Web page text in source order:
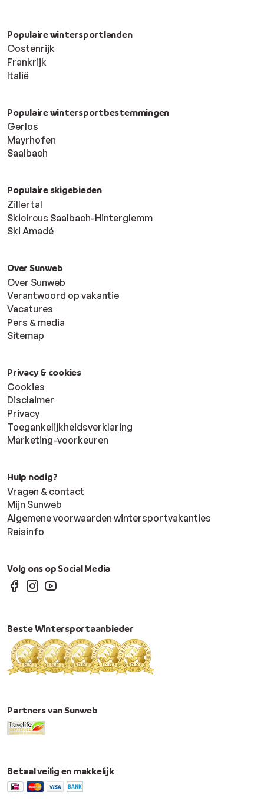
Populaire wintersportlanden
Oostenrijk
Frankrijk
Italië
Populaire wintersportbestemmingen
Gerlos
Mayrhofen
Saalbach
Populaire skigebieden
Zillertal
Skicircus Saalbach-Hinterglemm
Ski Amadé
Over Sunweb
Over Sunweb
Verantwoord op vakantie
Vacatures
Pers & media
Sitemap
Privacy & cookies
Cookies
Disclaimer
Privacy
Toegankelijkheidsverklaring
Marketing-voorkeuren
Hulp nodig?
Vragen & contact
Mijn Sunweb
Algemene voorwaarden wintersportvakanties
Reisinfo
Volg ons op Social Media
Beste Wintersportaanbieder
Partners van Sunweb
Betaal veilig en makkelijk